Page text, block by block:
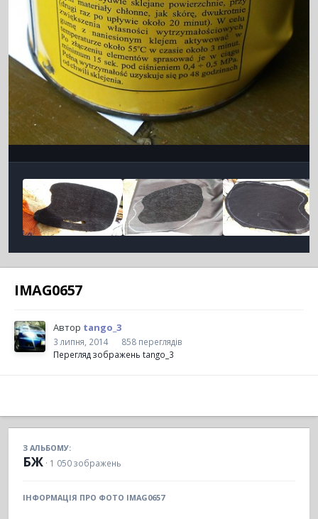
IMAG0657
Автор tango_3
3 липня, 2014
858 переглядів
Перегляд зображень tango_3
З АЛЬБОМУ:
БЖ · 1 050 зображень
ІНФОРМАЦІЯ ПРО ФОТО IMAG0657